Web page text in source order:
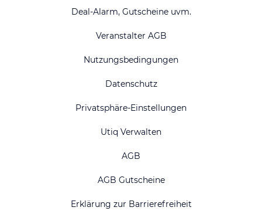
Deal-Alarm, Gutscheine uvm.
Veranstalter AGB
Nutzungsbedingungen
Datenschutz
Privatsphäre-Einstellungen
Utiq Verwalten
AGB
AGB Gutscheine
Erklärung zur Barrierefreiheit